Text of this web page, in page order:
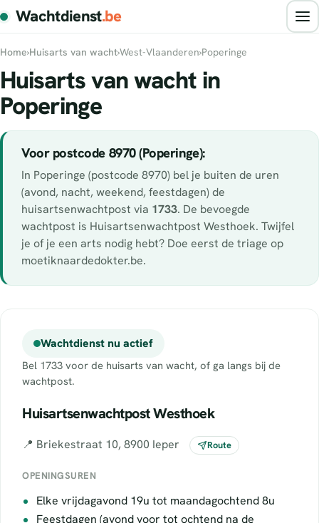
Wachtdienst.be
Home›Huisarts van wacht›West-Vlaanderen›Poperinge
Huisarts van wacht in
Poperinge
Voor postcode 8970 (Poperinge):
In Poperinge (postcode 8970) bel je buiten de uren
(avond, nacht, weekend, feestdagen) de
huisartsenwachtpost via 1733. De bevoegde
wachtpost is Huisartsenwachtpost Westhoek. Twijfel
je of je een arts nodig hebt? Doe eerst de triage op
moetiknaardedokter.be.
Wachtdienst nu actief
Bel 1733 voor de huisarts van wacht, of ga langs bij de
wachtpost.
Huisartsenwachtpost Westhoek
📍 Briekestraat 10, 8900 Ieper Route
OPENINGSUREN
Elke vrijdagavond 19u tot maandagochtend 8u
Feestdagen (avond voor tot ochtend na de